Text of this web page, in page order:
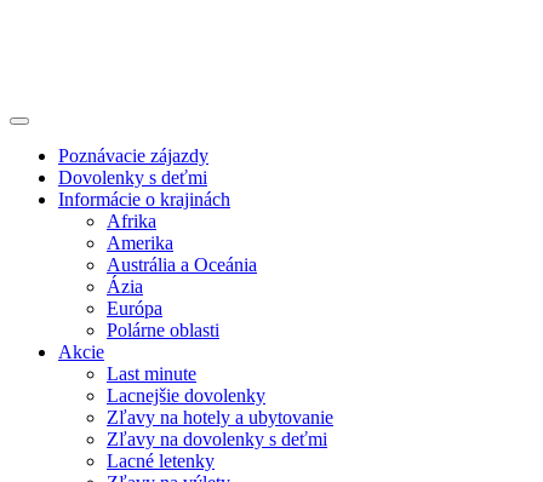
Poznávacie zájazdy
Dovolenky s deťmi
Informácie o krajinách
Afrika
Amerika
Austrália a Oceánia
Ázia
Európa
Polárne oblasti
Akcie
Last minute
Lacnejšie dovolenky
Zľavy na hotely a ubytovanie
Zľavy na dovolenky s deťmi
Lacné letenky